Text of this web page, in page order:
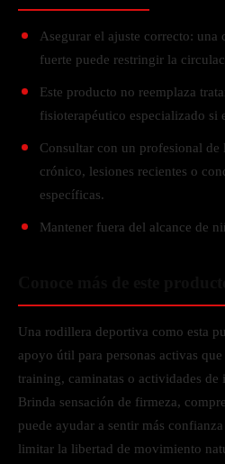
Asegurar el ajuste correcto: una
fuerte puede restringir la
Este producto no reemplaza
fisioterapéutico especializado si
Consultar con un profesional de
crónico, lesiones recientes o
específicas.
Mantener fuera del alcance de
Una rodillera deportiva como esta
apoyo útil para personas activas
training, caminatas o actividades de
Brinda sensación de firmeza,
puede ayudar a sentir más
limitar la libertad de movimiento